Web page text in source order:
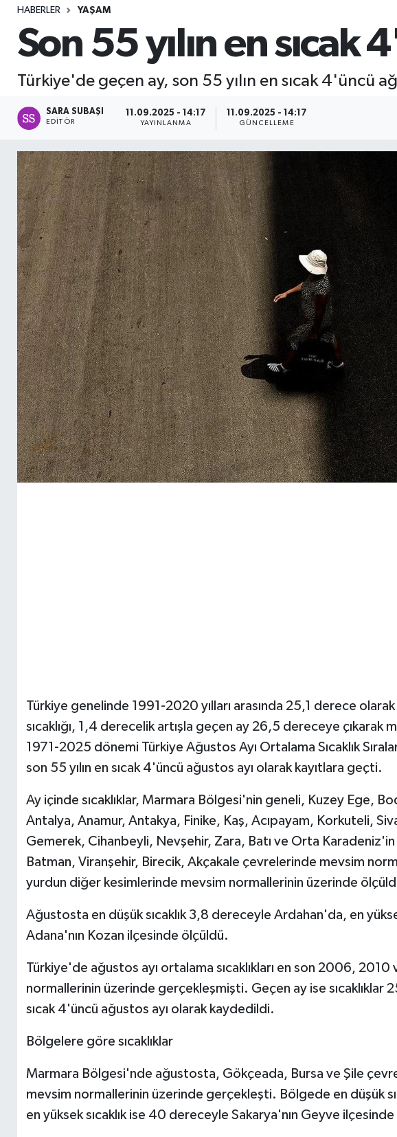
HABERLER YAŞAM
Son 55 yılın en sıcak
Türkiye'de geçen ay, son 55 yılın en sıcak 4'üncü
SARA SUBAŞI
EDITÖR
11.09.2025 - 14:17
YAYINLANMA
11.09.2025 - 14:17
GÜNCELLEME
Türkiye genelinde 1991-2020 yılları arasında 25,1 derece
sıcaklığı, 1,4 derecelik artışla geçen ay 26,5 dereceye çıkarak
1971-2025 dönemi Türkiye Ağustos Ayı Ortalama Sıcaklık
son 55 yılın en sıcak 4'üncü ağustos ayı olarak kayıtlara geçti.
Ay içinde sıcaklıklar, Marmara Bölgesi'nin geneli, Kuzey Ege,
Antalya, Anamur, Antakya, Finike, Kaş, Acıpayam, Korkuteli,
Gemerek, Cihanbeyli, Nevşehir, Zara, Batı ve Orta
Batman, Viranşehir, Birecik, Akçakale çevrelerinde mevsim
yurdun diğer kesimlerinde mevsim normallerinin üzerinde
Ağustosta en düşük sıcaklık 3,8 dereceyle Ardahan'da, en
Adana'nın Kozan ilçesinde ölçüldü.
Türkiye'de ağustos ayı ortalama sıcaklıkları en son 2006, 2010
normallerinin üzerinde gerçekleşmişti. Geçen ay ise sıcaklıklar
sıcak 4'üncü ağustos ayı olarak kaydedildi.
Bölgelere göre sıcaklıklar
Marmara Bölgesi'nde ağustosta, Gökçeada, Bursa ve Şile
mevsim normallerinin üzerinde gerçekleşti. Bölgede en düşük
en yüksek sıcaklık ise 40 dereceyle Sakarya'nın Geyve
Seri İlan
Spor
Yaşam